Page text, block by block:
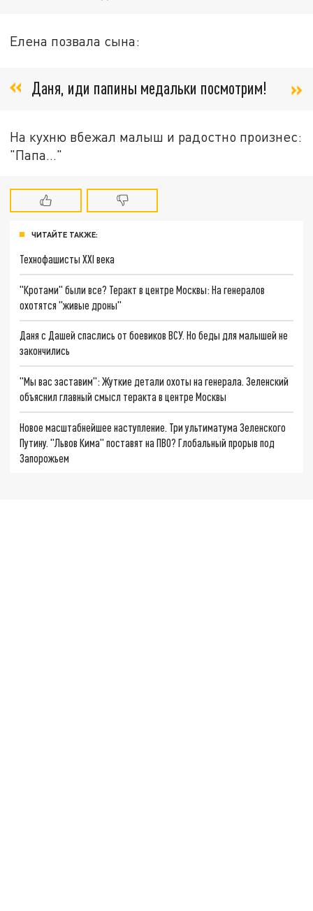
Елена позвала сына:
Даня, иди папины медальки посмотрим!
На кухню вбежал малыш и радостно произнес:
"Папа…"
ЧИТАЙТЕ ТАКЖЕ:
Технофашисты XXI века
"Кротами" были все? Теракт в центре Москвы: На генералов
охотятся "живые дроны"
Даня с Дашей спаслись от боевиков ВСУ. Но беды для малышей не
закончились
"Мы вас заставим": Жуткие детали охоты на генерала. Зеленский
объяснил главный смысл теракта в центре Москвы
Новое масштабнейшее наступление. Три ультиматума Зеленского
Путину. "Львов Кима" поставят на ПВО? Глобальный прорыв под
Запорожьем